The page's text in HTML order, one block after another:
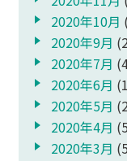
2020年10月
2020年9月
2020年7月
2020年6月
2020年5月
2020年4月
2020年3月